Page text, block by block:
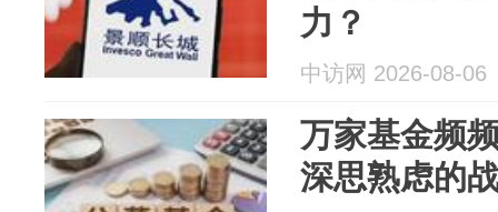
力？
中访网 2026-08-06
万家基金频
深思熟虑的